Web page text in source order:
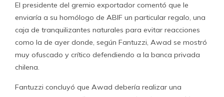
El presidente del gremio exportador comentó que le
enviaría a su homólogo de ABIF un particular regalo, una
caja de tranquilizantes naturales para evitar reacciones
como la de ayer donde, según Fantuzzi, Awad se mostró
muy ofuscado y crítico defendiendo a la banca privada
chilena.
Fantuzzi concluyó que Awad debería realizar una